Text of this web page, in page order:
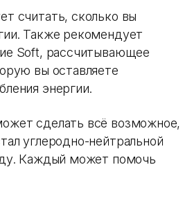
считать, сколько вы
Также рекомендует
Soft, рассчитывающее
вы оставляете
энергии.
сделать всё возможное,
углеродно-нейтральной
Каждый может помочь